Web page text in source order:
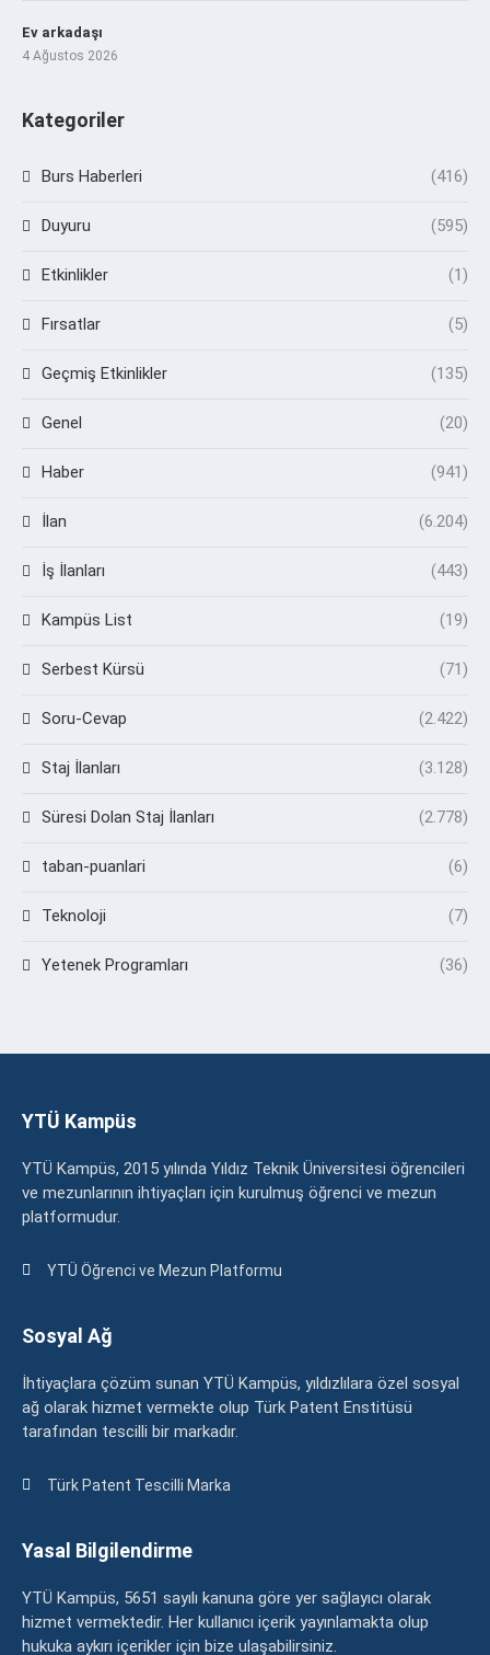
Ev arkadaşı
4 Ağustos 2026
Kategoriler
Burs Haberleri (416)
Duyuru (595)
Etkinlikler (1)
Fırsatlar (5)
Geçmiş Etkinlikler (135)
Genel (20)
Haber (941)
İlan (6.204)
İş İlanları (443)
Kampüs List (19)
Serbest Kürsü (71)
Soru-Cevap (2.422)
Staj İlanları (3.128)
Süresi Dolan Staj İlanları (2.778)
taban-puanlari (6)
Teknoloji (7)
Yetenek Programları (36)
YTÜ Kampüs
YTÜ Kampüs, 2015 yılında Yıldız Teknik Üniversitesi öğrencileri
ve mezunlarının ihtiyaçları için kurulmuş öğrenci ve mezun
platformudur.
YTÜ Öğrenci ve Mezun Platformu
Sosyal Ağ
İhtiyaçlara çözüm sunan YTÜ Kampüs, yıldızlılara özel sosyal
ağ olarak hizmet vermekte olup Türk Patent Enstitüsü
tarafından tescilli bir markadır.
Türk Patent Tescilli Marka
Yasal Bilgilendirme
YTÜ Kampüs, 5651 sayılı kanuna göre yer sağlayıcı olarak
hizmet vermektedir. Her kullanıcı içerik yayınlamakta olup
hukuka aykırı içerikler için bize ulaşabilirsiniz.